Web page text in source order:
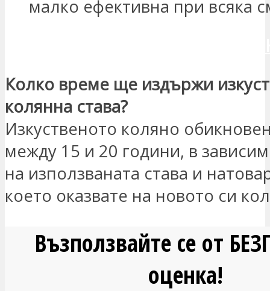
малко ефективна при всяка
Колко време ще издържи
колянна става?
Изкуственото коляно
между 15 и 20 години, в
на използваната става и
което оказвате на новото си
Възползвайте се от
оценка!